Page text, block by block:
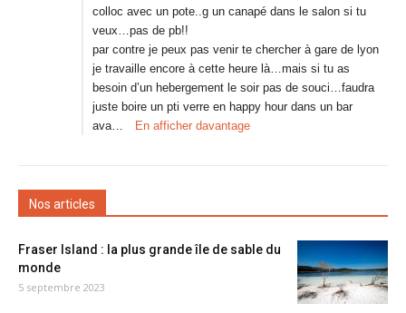
colloc avec un pote..g un canapé dans le salon si tu
veux…pas de pb!!
par contre je peux pas venir te chercher à gare de lyon
je travaille encore à cette heure là…mais si tu as
besoin d’un hebergement le soir pas de souci…faudra
juste boire un pti verre en happy hour dans un bar
ava…
En afficher davantage
Nos articles
Fraser Island : la plus grande île de sable du
monde
5 septembre 2023